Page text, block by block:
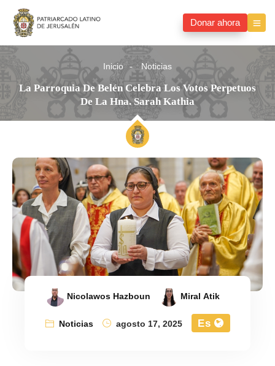
Donar ahora
Inicio Noticias
La Parroquia De Belén Celebra Los Votos Perpetuos
De La Hna. Sarah Kathia
Nicolawos Hazboun
Miral Atik
Noticias
agosto 17, 2025 Es